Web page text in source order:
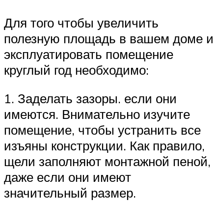
Для того чтобы увеличить
полезную площадь в вашем доме и
эксплуатировать помещение
круглый год необходимо:
1. Заделать зазоры. если они
имеются. Внимательно изучите
помещение, чтобы устранить все
изъяны конструкции. Как правило,
щели заполняют монтажной пеной,
даже если они имеют
значительный размер.